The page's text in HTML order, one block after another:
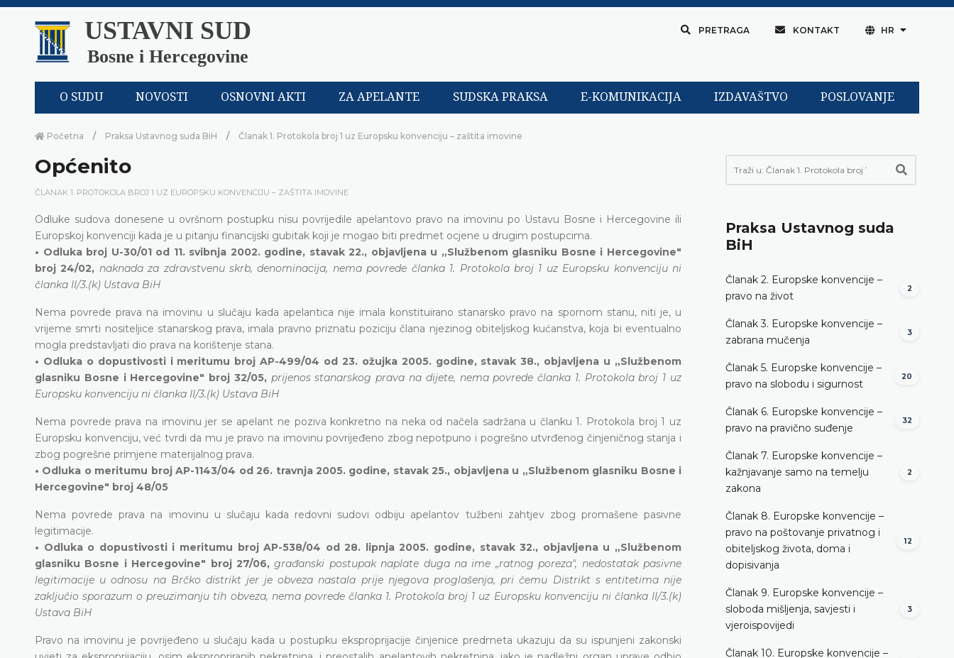
USTAVNI SUD
Bosne i Hercegovine
PRETRAGA KONTAKT HR
O SUDU NOVOSTI OSNOVNI AKTI ZA APELANTE SUDSKA PRAKSA E-KOMUNIKACIJA IZDAVAŠTVO POSLOVANJE
Početna Praksa Ustavnog suda BiH Članak 1. Protokola broj 1 uz Europsku konvenciju – zaštita imovine
Općenito
ČLANAK 1. PROTOKOLA BROJ 1 UZ EUROPSKU KONVENCIJU – ZAŠTITA IMOVINE
Odluke sudova donesene u ovršnom postupku nisu povrijedile apelantovo pravo na imovinu po Ustavu Bosne i Hercegovine ili
Europskoj konvenciji kada je u pitanju financijski gubitak koji je mogao biti predmet ocjene u drugim postupcima.
• Odluka broj U-30/01 od 11. svibnja 2002. godine, stavak 22., objavljena u „Službenom glasniku Bosne i Hercegovine"
broj 24/02, naknada za zdravstvenu skrb, denominacija, nema povrede članka 1. Protokola broj 1 uz Europsku konvenciju ni
članka II/3.(k) Ustava BiH
Nema povrede prava na imovinu u slučaju kada apelantica nije imala konstituirano stanarsko pravo na spornom stanu, niti je, u
vrijeme smrti nositeljice stanarskog prava, imala pravno priznatu poziciju člana njezinog obiteljskog kućanstva, koja bi eventualno
mogla predstavljati dio prava na korištenje stana.
• Odluka o dopustivosti i meritumu broj AP-499/04 od 23. ožujka 2005. godine, stavak 38., objavljena u „Službenom
glasniku Bosne i Hercegovine" broj 32/05, prijenos stanarskog prava na dijete, nema povrede članka 1. Protokola broj 1 uz
Europsku konvenciju ni članka II/3.(k) Ustava BiH
Nema povrede prava na imovinu jer se apelant ne poziva konkretno na neka od načela sadržana u članku 1. Protokola broj 1 uz
Europsku konvenciju, već tvrdi da mu je pravo na imovinu povrijeđeno zbog nepotpuno i pogrešno utvrđenog činjeničnog stanja i
zbog pogrešne primjene materijalnog prava.
• Odluka o meritumu broj AP-1143/04 od 26. travnja 2005. godine, stavak 25., objavljena u „Službenom glasniku Bosne i
Hercegovine" broj 48/05
Nema povrede prava na imovinu u slučaju kada redovni sudovi odbiju apelantov tužbeni zahtjev zbog promašene pasivne
legitimacije.
• Odluka o dopustivosti i meritumu broj AP-538/04 od 28. lipnja 2005. godine, stavak 32., objavljena u „Službenom
glasniku Bosne i Hercegovine" broj 27/06,građanski postupak naplate duga na ime „ratnog poreza", nedostatak pasivne
legitimacije u odnosu na Brčko distrikt jer je obveza nastala prije njegova proglašenja, pri čemu Distrikt s entitetima nije
zaključio sporazum o preuzimanju tih obveza, nema povrede članka 1. Protokola broj 1 uz Europsku konvenciju ni članka II/3.(k)
Ustava BiH
Pravo na imovinu je povrijeđeno u slučaju kada u postupku eksproprijacije činjenice predmeta ukazuju da su ispunjeni zakonski
Praksa Ustavnog suda
BiH
Članak 2. Europske konvencije –
pravo na život
2
Članak 3. Europske konvencije –
zabrana mučenja
3
Članak 5. Europske konvencije –
pravo na slobodu i sigurnost
20
Članak 6. Europske konvencije –
pravo na pravično suđenje
32
Članak 7. Europske konvencije –
kažnjavanje samo na temelju
zakona
2
Članak 8. Europske konvencije –
pravo na poštovanje privatnog i
obiteljskog života, doma i
dopisivanja
12
Članak 9. Europske konvencije –
sloboda mišljenja, savjesti i
vjeroispovijedi
3
Članak 10. Europske konvencije –